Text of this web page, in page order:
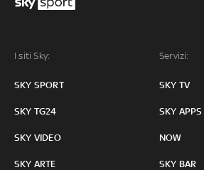
I siti Sky:
SKY SPORT
SKY TG24
SKY VIDEO
SKY ARTE
Servizi:
SKY TV
SKY APPS
NOW
SKY BAR